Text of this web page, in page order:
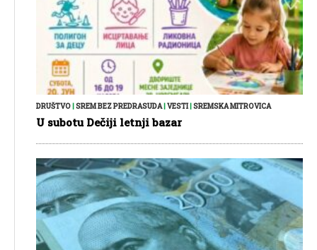
DRUŠTVO|SREM BEZ PREDRASUDA|VESTI|SREMSKA MITROVICA
U subotu Dečiji letnji bazar